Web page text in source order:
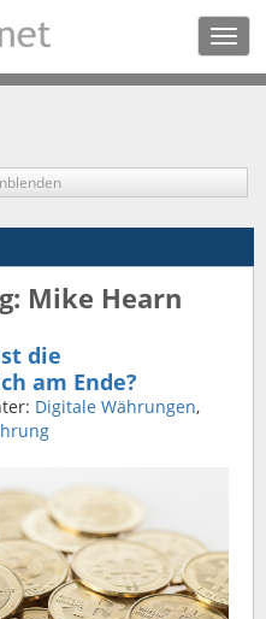
Mike Hearn
die
am Ende?
Digitale Währungen,